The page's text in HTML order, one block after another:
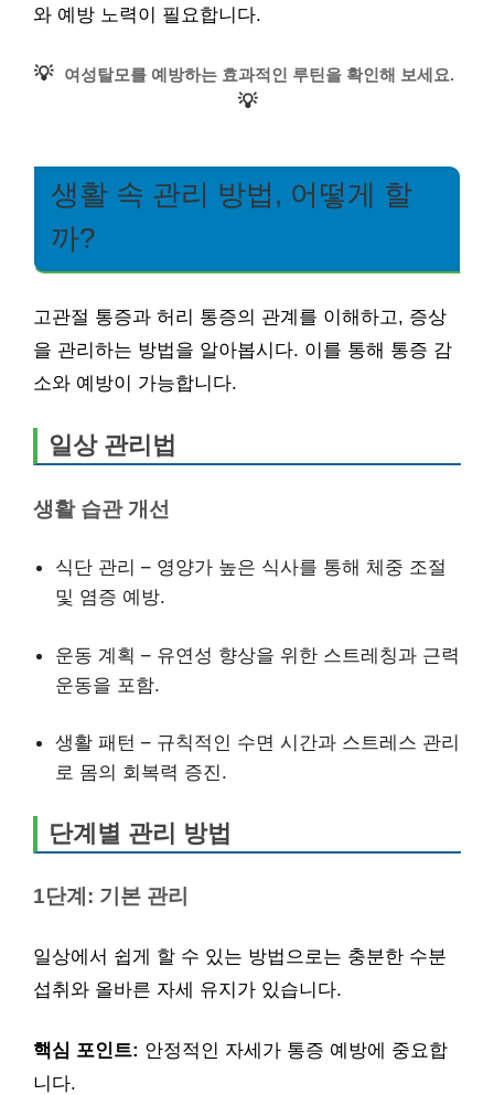
와 예방 노력이 필요합니다.
💡 여성탈모를 예방하는 효과적인 루틴을 확인해 보세요.
💡
생활 속 관리 방법, 어떻게 할
까?
고관절 통증과 허리 통증의 관계를 이해하고, 증상
을 관리하는 방법을 알아봅시다. 이를 통해 통증 감
소와 예방이 가능합니다.
일상 관리법
생활 습관 개선
식단 관리 – 영양가 높은 식사를 통해 체중 조절
및 염증 예방.
운동 계획 – 유연성 향상을 위한 스트레칭과 근력
운동을 포함.
생활 패턴 – 규칙적인 수면 시간과 스트레스 관리
로 몸의 회복력 증진.
단계별 관리 방법
1단계: 기본 관리
일상에서 쉽게 할 수 있는 방법으로는 충분한 수분
섭취와 올바른 자세 유지가 있습니다.
핵심 포인트: 안정적인 자세가 통증 예방에 중요합
니다.